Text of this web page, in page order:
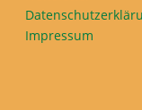
Impressum